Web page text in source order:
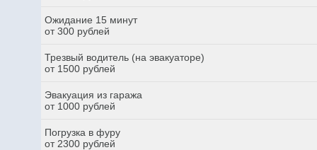
Ожидание 15 минут
от 300 рублей
Трезвый водитель (на эвакуаторе)
от 1500 рублей
Эвакуация из гаража
от 1000 рублей
Погрузка в фуру
от 2300 рублей